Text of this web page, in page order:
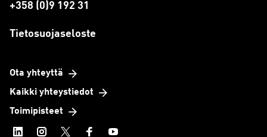
+358 (0)9 192 31
Tietosuojaseloste
Ota yhteyttä
Kaikki yhteystiedot
Toimipisteet